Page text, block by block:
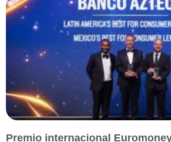
Premio internacional